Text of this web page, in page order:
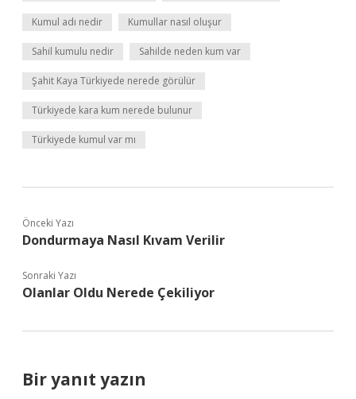
Kumul adı nedir Kumullar nasıl oluşur
Sahil kumulu nedir Sahilde neden kum var
Şahit Kaya Türkiyede nerede görülür
Türkiyede kara kum nerede bulunur
Türkiyede kumul var mı
Önceki Yazı
Dondurmaya Nasıl Kıvam Verilir
Sonraki Yazı
Olanlar Oldu Nerede Çekiliyor
Bir yanıt yazın